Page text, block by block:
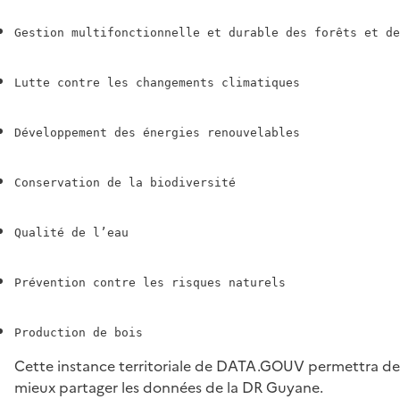
Cette instance territoriale de DATA.GOUV permettra de
mieux partager les données de la DR Guyane.